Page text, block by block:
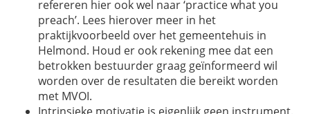
refereren hier ook wel naar ‘practice what you
preach’. Lees hierover meer in het
praktijkvoorbeeld over het gemeentehuis in
Helmond. Houd er ook rekening mee dat een
betrokken bestuurder graag geïnformeerd wil
worden over de resultaten die bereikt worden
met MVOI.